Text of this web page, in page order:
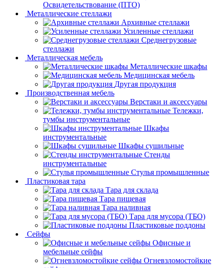
Освидетельствование (ПТО)
Металлические стеллажи
Архивные стеллажи
Усиленные стеллажи
Среднегрузовые
стеллажи
Металлическая мебель
Металлические шкафы
Медицинская мебель
Другая продукция
Производственная мебель
Верстаки и аксессуары
Тележки,
тумбы инструментальные
Шкафы
инструментальные
Шкафы сушильные
Стенды
инструментальные
Cтулья промышленные
Пластиковая тара
Тара для склада
Тара пищевая
Тара наливная
Тара для мусора (ТБО)
Пластиковые поддоны
Сейфы
Офисные и
мебельные сейфы
Огневзломостойкие